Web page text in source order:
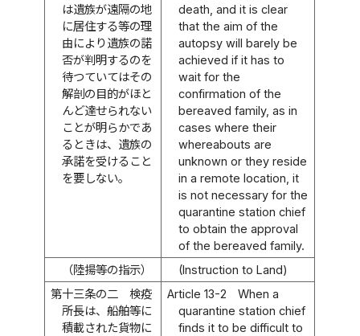
は遺族が遠隔の地
に居住する等の理
由により遺族の諾
否が判明するのを
待つていてはその
解剖の目的がほと
んど達せられない
ことが明らかであ
るときは、遺族の
承諾を受けること
を要しない。
death, and it is clear
that the aim of the
autopsy will barely be
achieved if it has to
wait for the
confirmation of the
bereaved family, as in
cases where their
whereabouts are
unknown or they reside
in a remote location, it
is not necessary for the
quarantine station chief
to obtain the approval
of the bereaved family.
（陸揚等の指示）
(Instruction to Land)
第十三条の二
検疫
所長は、船舶等に
積載された貨物に
Article 13-2
When a
quarantine station chief
finds it to be difficult to